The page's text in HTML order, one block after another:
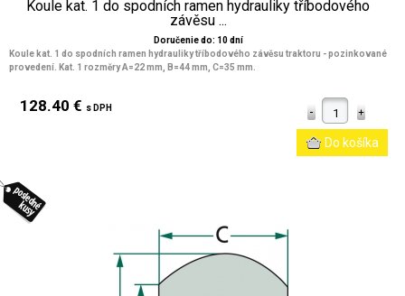
Koule kat. 1 do spodních ramen hydrauliky tříbodového
závěsu ...
Doručenie do: 10 dní
Koule kat. 1 do spodních ramen hydrauliky tříbodového závěsu traktoru - pozinkované
provedení. Kat. 1 rozměry A=22 mm, B=44 mm, C=35 mm.
128.40 € s DPH